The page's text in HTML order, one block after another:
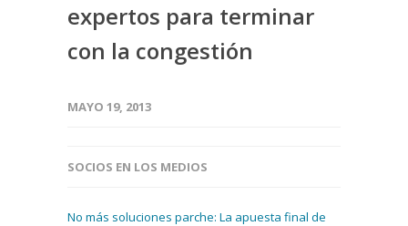
expertos para terminar
con la congestión
MAYO 19, 2013
SOCIOS EN LOS MEDIOS
No más soluciones parche: La apuesta final de